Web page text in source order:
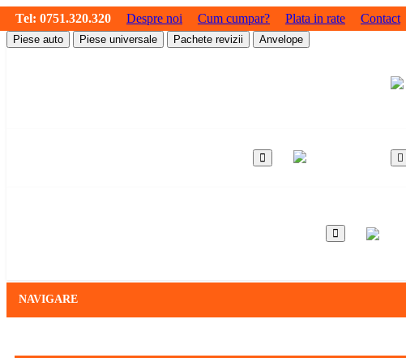
Tel:0751.320.320 Despre noi Cum cumpar? Plata in rate Contact
Piese auto Piese universale Pachete revizii Anvelope
NAVIGARE